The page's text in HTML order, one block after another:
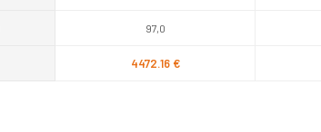
97,0
4472.16 €